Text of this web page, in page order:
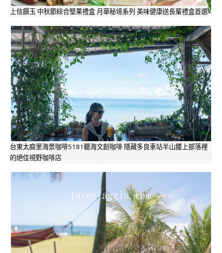
上信饌玉 中秋節綜合堅果禮盒 月華秘境系列 美味健康送長輩禮盒首選
台東太麻里海景咖啡5181聽海文創咖啡 隱藏多良車站半山腰上部落裡
的絕佳視野咖啡店